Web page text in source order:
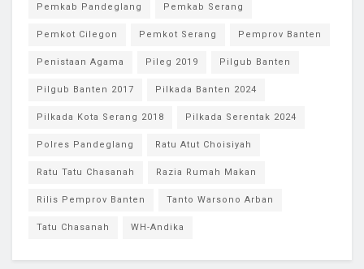
Pemkab Pandeglang Pemkab Serang
Pemkot Cilegon Pemkot Serang Pemprov Banten
Penistaan Agama Pileg 2019 Pilgub Banten
Pilgub Banten 2017 Pilkada Banten 2024
Pilkada Kota Serang 2018 Pilkada Serentak 2024
Polres Pandeglang Ratu Atut Choisiyah
Ratu Tatu Chasanah Razia Rumah Makan
Rilis Pemprov Banten Tanto Warsono Arban
Tatu Chasanah WH-Andika